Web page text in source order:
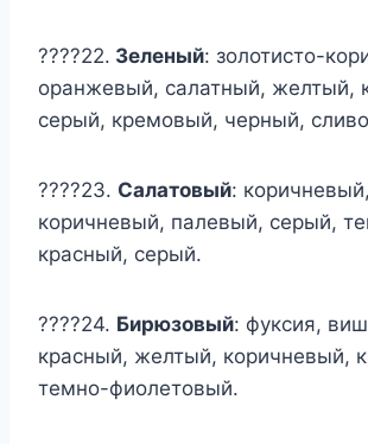
????22. Зеленый: золотисто-
оранжевый, салатный, желтый,
серый, кремовый, черный,
????23. Салатовый:
коричневый, палевый, серый,
красный, серый.
????24. Бирюзовый: фуксия,
красный, желтый, коричневый,
темно-фиолетовый.